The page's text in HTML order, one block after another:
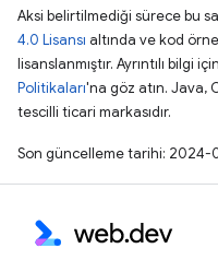
Aksi belirtilmediği sürece bu
4.0 Lisansı altında ve kod
lisanslanmıştır. Ayrıntılı bilgi için
Politikaları'na göz atın. Java,
tescilli ticari markasıdır.
Son güncelleme tarihi: 2024-